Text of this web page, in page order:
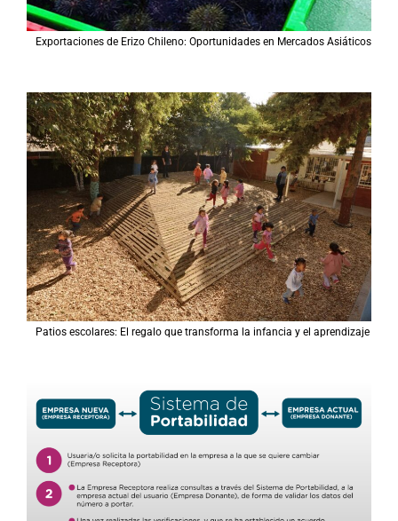
Exportaciones de Erizo Chileno: Oportunidades en Mercados Asiáticos
Patios escolares: El regalo que transforma la infancia y el aprendizaje